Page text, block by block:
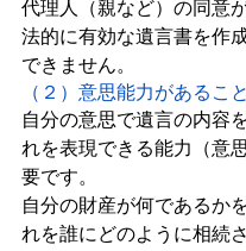
代理人（親など）の同意
法的に有効な遺言書を作
できません。
（２）意思能力があること
自分の意思で遺言の内容
れを表現できる能力（意
要です。
自分の財産が何であるか
れを誰にどのように相続